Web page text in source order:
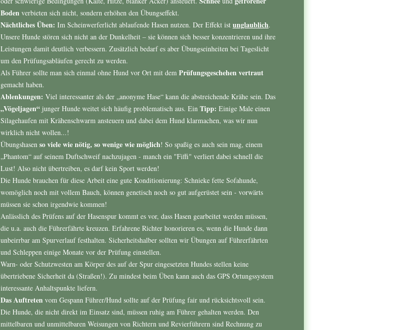
Boden verbieten sich nicht, sondern erhöhen den Übungseffekt.
Nächtliches Üben: Im Scheinwerferlicht ablaufende Hasen nutzen. Der Effekt ist unglaublich.
Unsere Hunde stören sich nicht an der Dunkelheit – sie können sich besser konzentrieren und ihre
Leistungen damit deutlich verbessern. Zusätzlich bedarf es aber Übungseinheiten bei Tageslicht
um den Prüfungsabläufen gerecht zu werden.
Als Führer sollte man sich einmal ohne Hund vor Ort mit dem Prüfungsgeschehen vertraut
gemacht haben.
Ablenkungen: Viel interessanter als der „anonyme Hase“ kann die abstreichende Krähe sein. Das
„Vögeljagen“ junger Hunde weitet sich häufig problematisch aus. Ein Tipp: Einige Male einen
Silagehaufen mit Krähenschwarm ansteuern und dabei dem Hund klarmachen, was wir nun
wirklich nicht wollen...!
Übungshasen so viele wie nötig, so wenige wie möglich! So spaßig es auch sein mag, einem
„Phantom“ auf seinem Duftschweif nachzujagen - manch ein "Fiffi" verliert dabei schnell die
Lust! Also nicht übertreiben, es darf kein Sport werden!
Die Hunde brauchen für diese Arbeit eine gute Konditionierung: Schnieke fette Sofahunde,
womöglich noch mit vollem Bauch, können genetisch noch so gut aufgerüstet sein - vorwärts
müssen sie schon irgendwie kommen!
Anlässlich des Prüfens auf der Hasenspur kommt es vor, dass Hasen gearbeitet werden müssen,
die u.a. auch die Führerfährte kreuzen. Erfahrene Richter honorieren es, wenn die Hunde dann
unbeirrbar am Spurverlauf festhalten. Sicherheitshalber sollten wir Übungen auf Führerfährten
und Schleppen einige Monate vor der Prüfung einstellen.
Warn- oder Schutzwesten am Körper des auf der Spur eingesetzten Hundes stellen keine
übertriebene Sicherheit da (Straßen!). Zu mindest beim Üben kann auch das GPS Ortungssystem
interessante Anhaltspunkte liefern.
Das Auftreten vom Gespann Führer/Hund sollte auf der Prüfung fair und rücksichtsvoll sein.
Die Hunde, die nicht direkt im Einsatz sind, müssen ruhig am Führer gehalten werden. Den
mittelbaren und unmittelbaren Weisungen von Richtern und Revierführern sind Rechnung zu